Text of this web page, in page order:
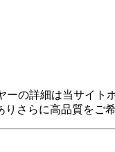
ーの詳細は当サイ
さらに高品質をご